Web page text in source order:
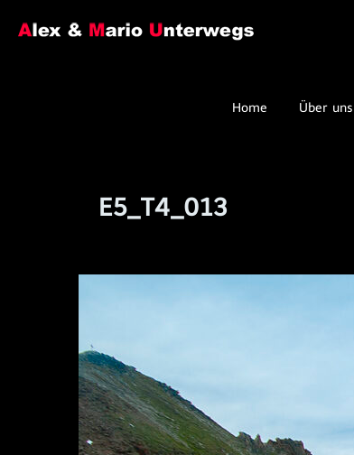
Home Über uns
E5_T4_013